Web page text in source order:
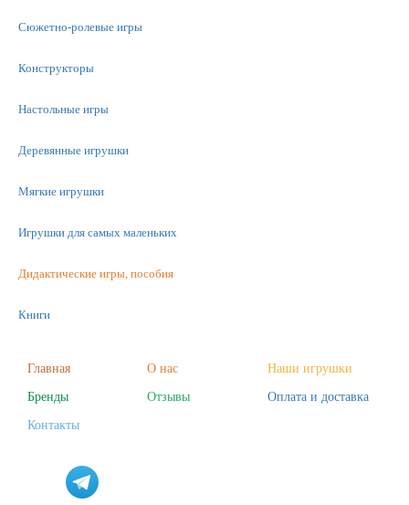
Сюжетно-ролевые игры
Конструкторы
Настольные игры
Деревянные игрушки
Мягкие игрушки
Игрушки для самых маленьких
Дидактические игры, пособия
Книги
Фигурки
Наборы для творчества
Главная О нас
Наши игрушки
Бренды
Отзывы
Оплата и доставка
Контакты